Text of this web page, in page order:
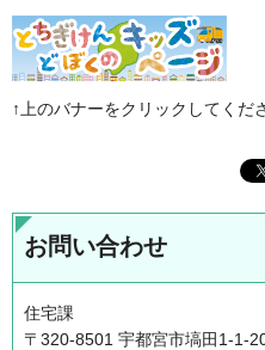
↑上のバナーをクリックしてくだ
お問い合わせ
住宅課
〒320-8501 宇都宮市塙田1-1-